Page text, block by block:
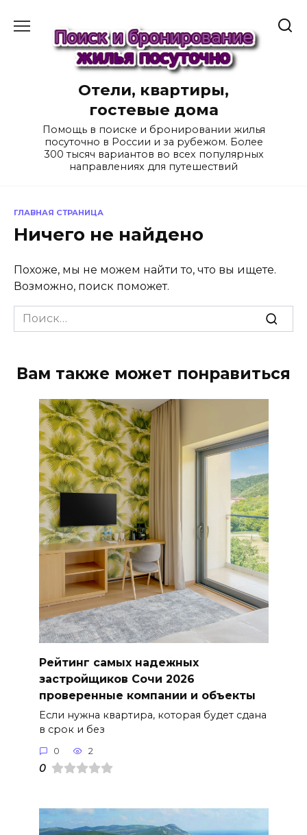
содержанию
Отели, квартиры,
гостевые дома
Помощь в поиске и бронировании жилья
посуточно в России и за рубежом. Более
300 тысяч вариантов во всех популярных
направлениях для путешествий
ГЛАВНАЯ СТРАНИЦА
Ничего не найдено
Похоже, мы не можем найти то, что вы ищете.
Возможно, поиск поможет.
Search
for:
Вам также может понравиться
Рейтинг самых надежных
застройщиков Сочи 2026
проверенные компании и объекты
Если нужна квартира, которая будет сдана
в срок и без
0 2
0